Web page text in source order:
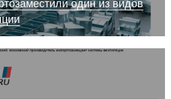
один из видов